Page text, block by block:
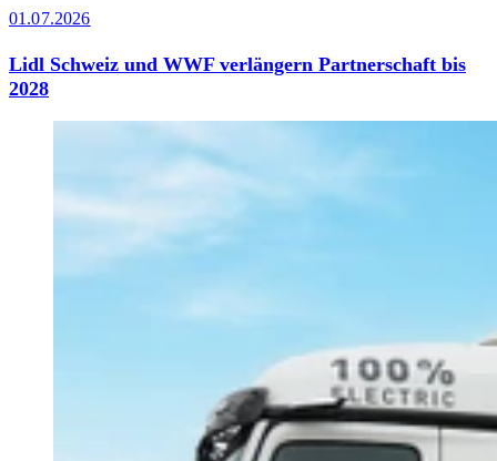
01.07.2026
Lidl Schweiz und WWF verlängern Partnerschaft bis
2028